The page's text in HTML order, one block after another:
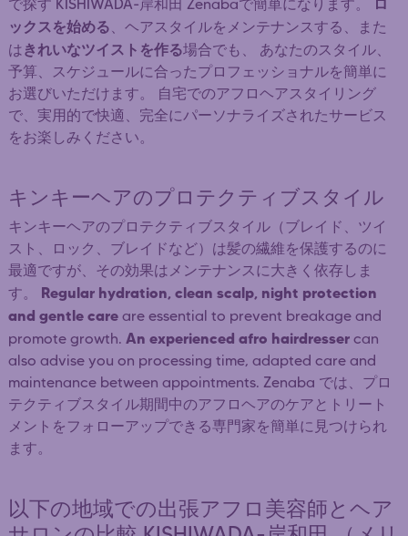
で探す KISHIWADA-岸和田 Zenabaで簡単になります。
ロ
ックスを始める、ヘアスタイルをメンテナンスする、また
は きれいなツイストを作る場合でも、 あなたのスタイル、
予算、スケジュールに合ったプロフェッショナルを簡単に
お選びいただけます。 自宅でのアフロヘアスタイリング
で、実用的で快適、完全にパーソナライズされたサービス
をお楽しみください。
キンキーヘアのプロテクティブスタイル
キンキーヘアのプロテクティブスタイル（ブレイド、ツイ
スト、ロック、ブレイドなど）は髪の繊維を保護するのに
最適ですが、その効果はメンテナンスに大きく依存しま
す。 Regular hydration, clean scalp, night protection
and gentle care are essential to prevent breakage and
promote growth. An experienced afro hairdresser can
also advise you on processing time, adapted care and
maintenance between appointments. Zenaba では、プロ
テクティブスタイル期間中のアフロヘアのケアとトリート
メントをフォローアップできる専門家を簡単に見つけられ
ます。
以下の地域での出張アフロ美容師とヘア